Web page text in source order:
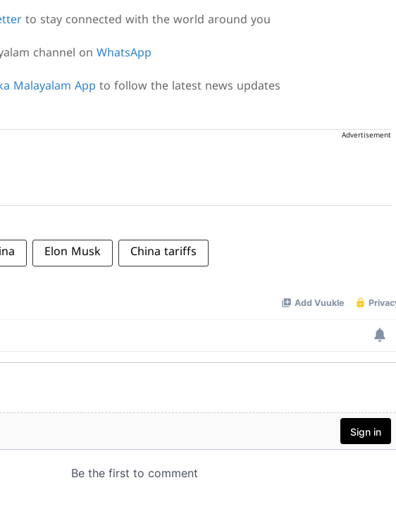
to stay connected with the world around you
channel on WhatsApp
Malayalam App to follow the latest news updates
Advertisement
Elon Musk China tariffs